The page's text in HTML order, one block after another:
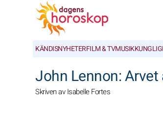
KÄNDISNYHETERFILM & TVMUSIK
John Lennon: Arvet
Skriven av Isabelle Fortes